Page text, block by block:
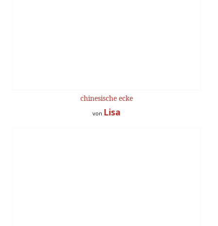
chinesische ecke
von Lisa